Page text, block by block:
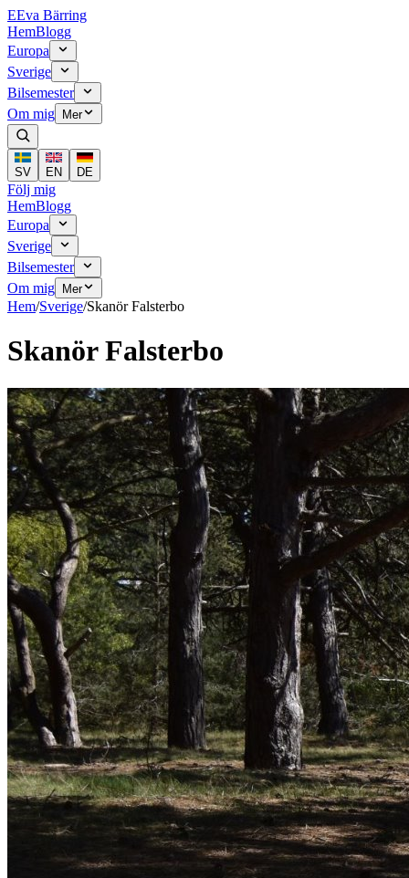
EEva Bärring
HemBlogg
Europa
Sverige
Bilsemester
Om mig
Mer
SV EN DE
Följ mig
HemBlogg
Europa
Sverige
Bilsemester
Om mig
Mer
Hem/Sverige/Skanör Falsterbo
Skanör Falsterbo